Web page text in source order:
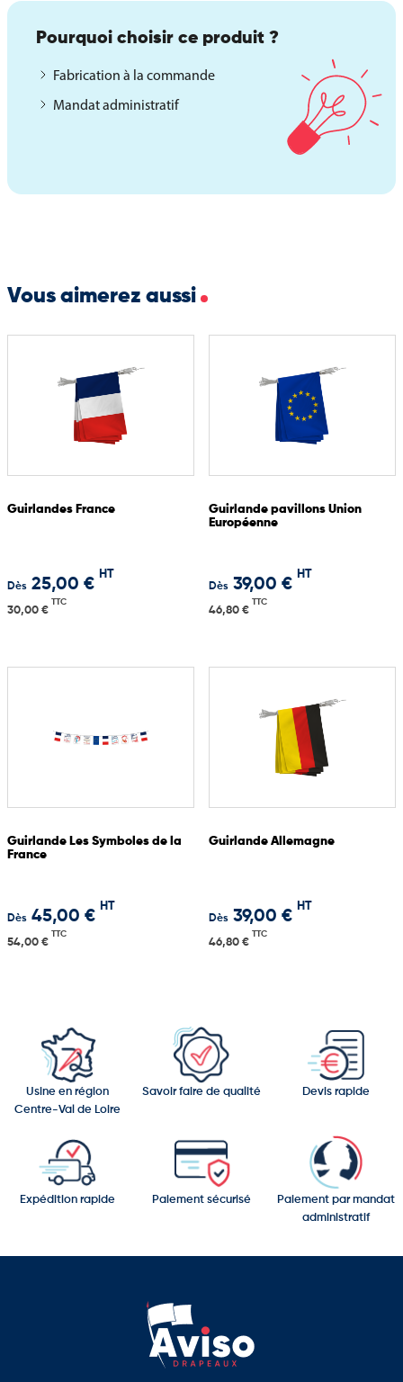
Pourquoi choisir ce produit ?
Fabrication à la commande
Mandat administratif
Vous aimerez aussi
Guirlandes France
Dès 25,00 €
HT
30,00 €
TTC
Guirlande pavillons Union
Européenne
Dès 39,00 €
HT
46,80 €
TTC
Guirlande Les Symboles de la
France
Dès 45,00 €
HT
54,00 €
TTC
Guirlande Allemagne
Dès 39,00 €
HT
46,80 €
TTC
Usine en région
Centre-Val de Loire
Savoir faire de qualité Devis rapide
Expédition rapide Paiement sécurisé
Paiement par mandat
administratif